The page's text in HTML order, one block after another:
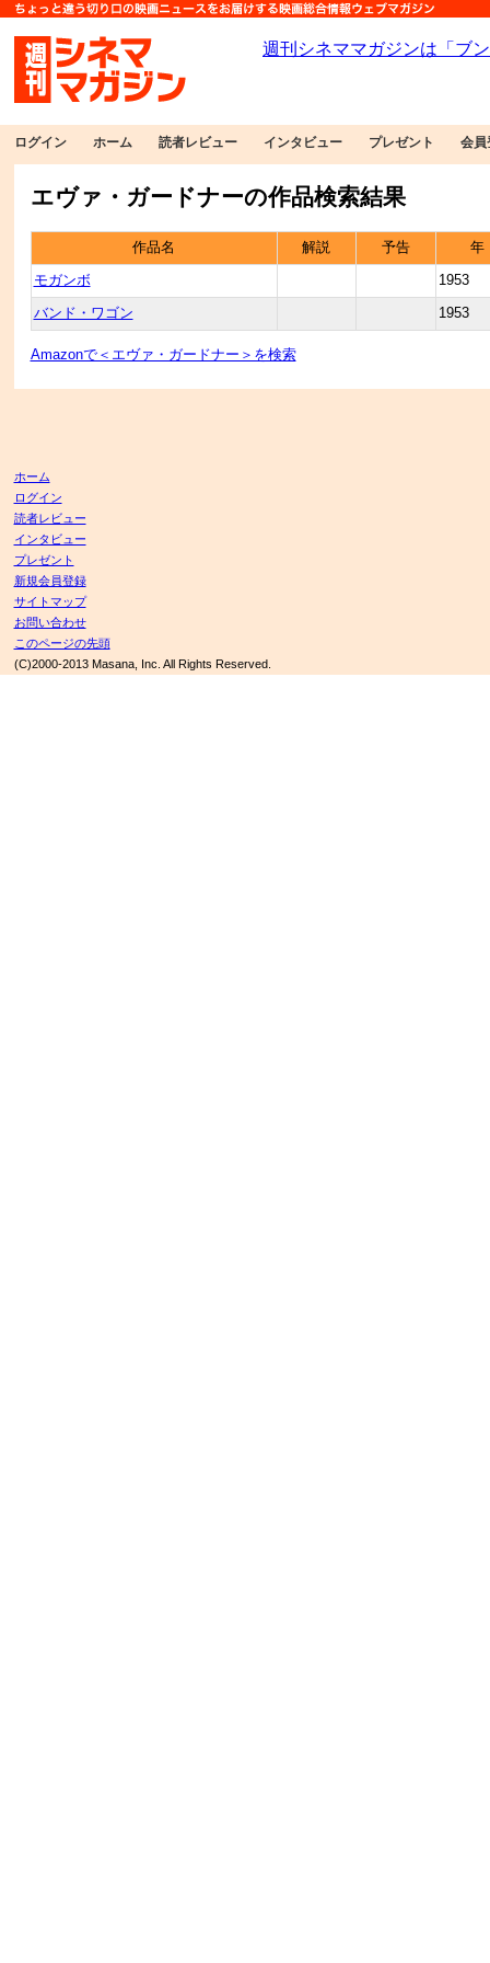
ログイン ホーム 読者レビュー インタビュー プレゼント 会員
エヴァ・ガードナーの作品検索結果
作品名 解説 予告 年
モガンボ 1953
バンド・ワゴン 1953
Amazonで＜エヴァ・ガードナー＞を検索
ホーム
ログイン
読者レビュー
インタビュー
プレゼント
新規会員登録
サイトマップ
お問い合わせ
このページの先頭
(C)2000-2013 Masana, Inc. All Rights Reserved.